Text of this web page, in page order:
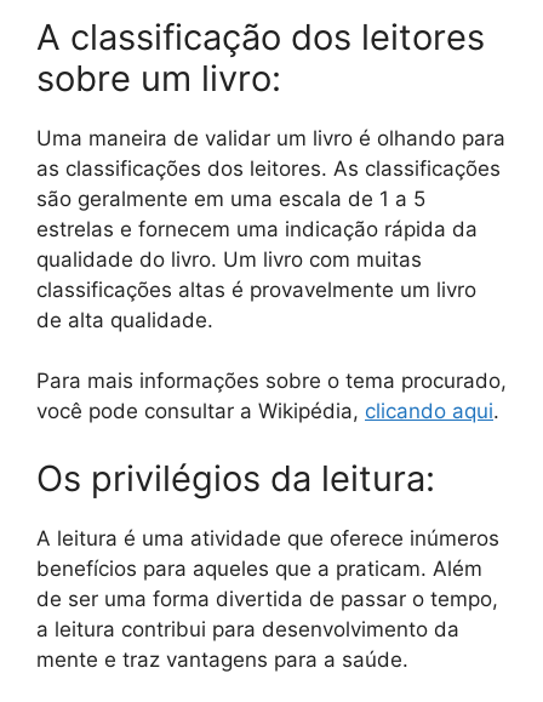
A classificação dos leitores
sobre um livro:
Uma maneira de validar um livro é olhando para
as classificações dos leitores. As classificações
são geralmente em uma escala de 1 a 5
estrelas e fornecem uma indicação rápida da
qualidade do livro. Um livro com muitas
classificações altas é provavelmente um livro
de alta qualidade.
Para mais informações sobre o tema procurado,
você pode consultar a Wikipédia, clicando aqui.
Os privilégios da leitura:
A leitura é uma atividade que oferece inúmeros
benefícios para aqueles que a praticam. Além
de ser uma forma divertida de passar o tempo,
a leitura contribui para desenvolvimento da
mente e traz vantagens para a saúde.